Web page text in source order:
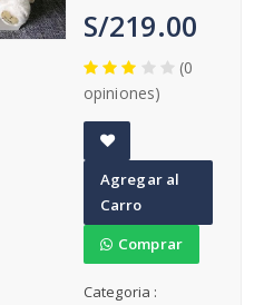
S/219.00
(0
opiniones)
d
d
t
o
W
Agregar al
Carro
Comprar
Categoria :